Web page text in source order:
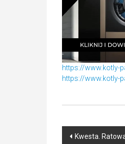
https://www.kotly-
https://www.kotly-
Post
Kwesta.